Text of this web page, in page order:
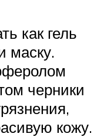
как гель
маску.
черники
кожу.